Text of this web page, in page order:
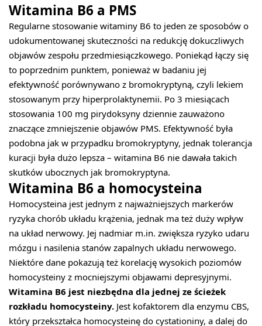
Witamina B6 a PMS
Regularne stosowanie witaminy B6 to jeden ze sposobów o
udokumentowanej skuteczności na redukcję dokuczliwych
objawów zespołu przedmiesiączkowego. Poniekąd łączy się
to poprzednim punktem, ponieważ w badaniu jej
efektywność porównywano z bromokryptyną, czyli lekiem
stosowanym przy hiperprolaktynemii. Po 3 miesiącach
stosowania 100 mg pirydoksyny dziennie zauważono
znaczące zmniejszenie objawów PMS. Efektywność była
podobna jak w przypadku bromokryptyny, jednak tolerancja
kuracji była dużo lepsza – witamina B6 nie dawała takich
skutków ubocznych jak bromokryptyna.
Witamina B6 a homocysteina
Homocysteina jest jednym z najważniejszych markerów
ryzyka chorób układu krążenia, jednak ma też duży wpływ
na układ nerwowy. Jej nadmiar m.in. zwiększa ryzyko udaru
mózgu i nasilenia stanów zapalnych układu nerwowego.
Niektóre dane pokazują też korelację wysokich poziomów
homocysteiny z mocniejszymi objawami depresyjnymi.
Witamina B6 jest niezbędna dla jednej ze ścieżek
rozkładu homocysteiny. Jest kofaktorem dla enzymu CBS,
który przekształca homocysteinę do cystationiny, a dalej do